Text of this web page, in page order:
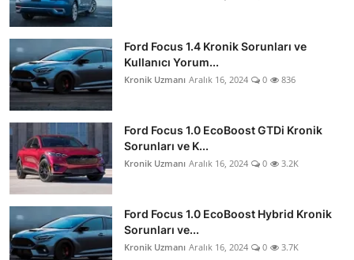
Ford Focus 1.4 Kronik Sorunları ve
Kullanıcı Yorum...
Kronik Uzmanı Aralık 16, 2024 0 836
Ford Focus 1.0 EcoBoost GTDi Kronik
Sorunları ve K...
Kronik Uzmanı Aralık 16, 2024 0 3.2K
Ford Focus 1.0 EcoBoost Hybrid Kronik
Sorunları ve...
Kronik Uzmanı Aralık 16, 2024 0 3.7K